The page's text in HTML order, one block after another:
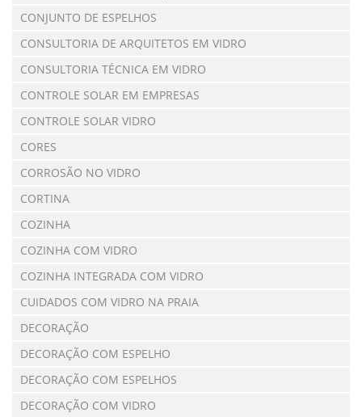
CONJUNTO DE ESPELHOS
CONSULTORIA DE ARQUITETOS EM VIDRO
CONSULTORIA TÉCNICA EM VIDRO
CONTROLE SOLAR EM EMPRESAS
CONTROLE SOLAR VIDRO
CORES
CORROSÃO NO VIDRO
CORTINA
COZINHA
COZINHA COM VIDRO
COZINHA INTEGRADA COM VIDRO
CUIDADOS COM VIDRO NA PRAIA
DECORAÇÃO
DECORAÇÃO COM ESPELHO
DECORAÇÃO COM ESPELHOS
DECORAÇÃO COM VIDRO